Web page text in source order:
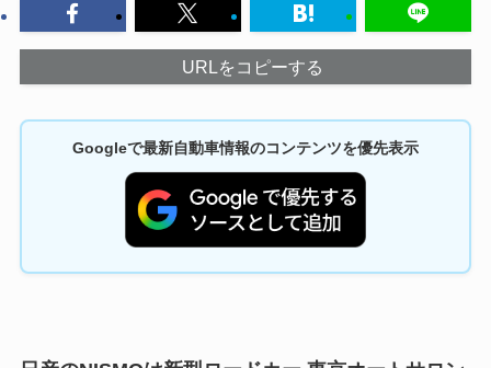
URLをコピーする
Googleで最新自動車情報のコンテンツを優先表示